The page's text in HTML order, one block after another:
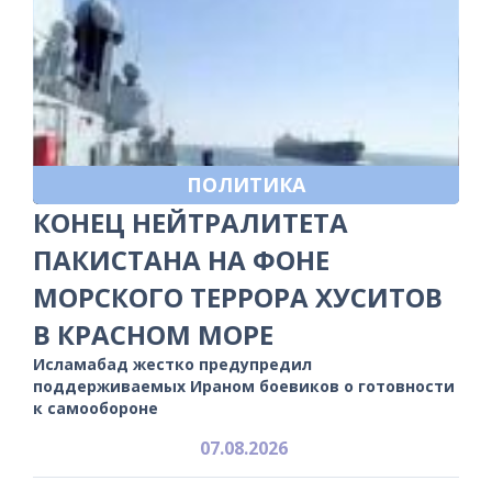
ПОЛИТИКА
КОНЕЦ НЕЙТРАЛИТЕТА
ПАКИСТАНА НА ФОНЕ
МОРСКОГО ТЕРРОРА ХУСИТОВ
В КРАСНОМ МОРЕ
Исламабад жестко предупредил
поддерживаемых Ираном боевиков о готовности
к самообороне
07.08.2026